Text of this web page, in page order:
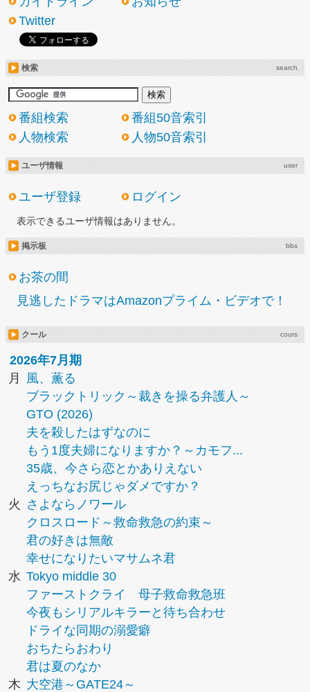
Twitter
検索 search
番組検索
番組50音索引
人物検索
人物50音索引
ユーザ情報 user
ユーザ登録 ログイン
表示できるユーザ情報はありません。
掲示板 bbs
お茶の間
見逃したドラマはAmazonプライム・ビデオで！
クール cours
2026年7月期
月
風、薫る
ブラックトリック～裁きを操る弁護人～
GTO (2026)
夫を殺したはずなのに
もう1度夫婦になりますか？～カモフ...
35歳、今さら恋とかありえない
えっちなお尻じゃダメですか？
火
さよならノワール
クロスロード～救命救急の約束～
君の好きは無敵
幸せになりたいマサムネ君
水 Tokyo middle 30
ファーストクライ 母子救命救急班
今夜もシリアルキラーと待ち合わせ
ドライな同期の溺愛癖
おちたらおわり
君は夏のなか
木 大空港～GATE24～